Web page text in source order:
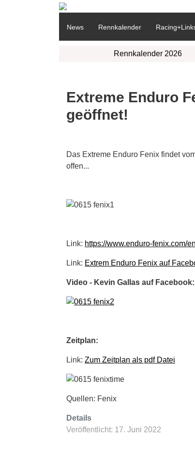
News Rennkalender
Rennkalender 2026
Extreme Enduro
geöffnet!
Das Extreme Enduro Fenix findet
offen...
Link: https://www.enduro-fenix.com/en
Link: Extrem Enduro Fenix auf
Video - Kevin Gallas auf Facebook:
Zeitplan:
Link: Zum Zeitplan als pdf Datei
Quellen: Fenix
Details
Veröffentlicht: 17. Juni 2022